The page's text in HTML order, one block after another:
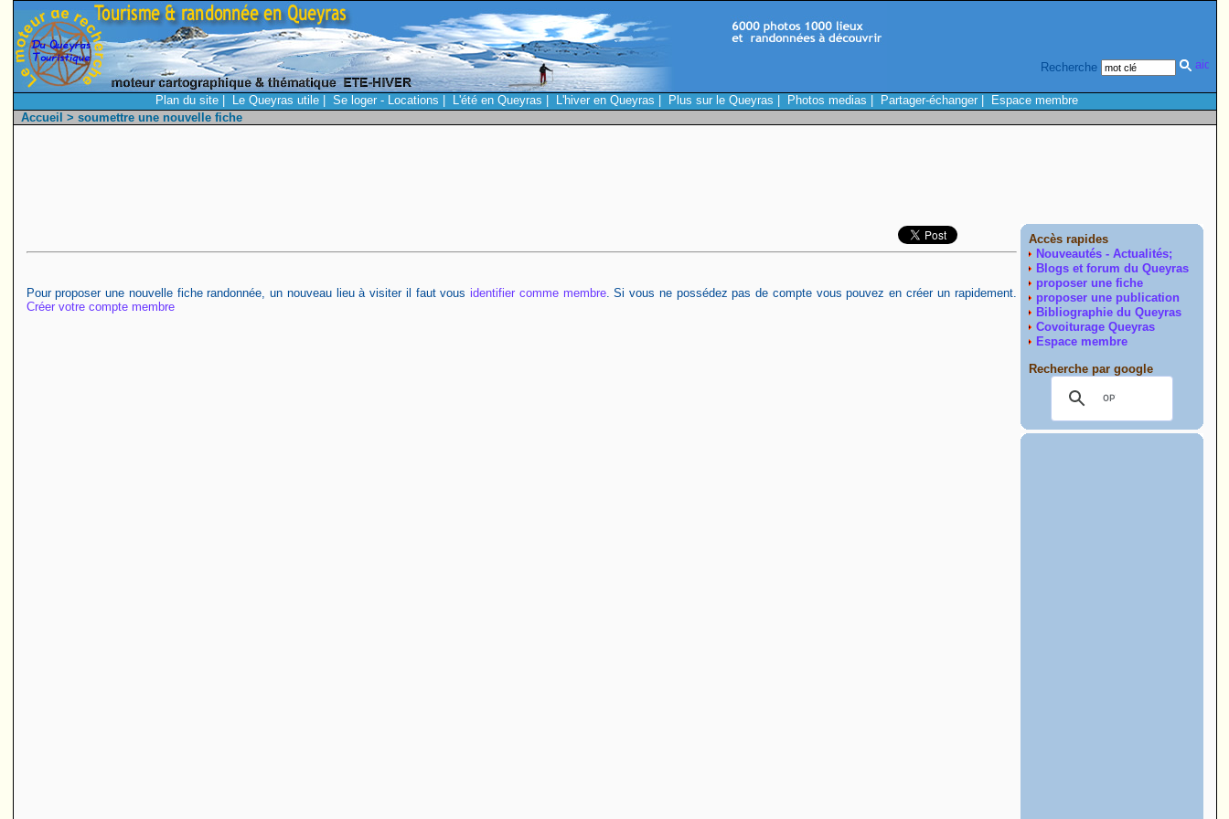
Recherche
Plan du site| Le Queyras utile| Se loger - Locations L'été en Queyras L'hiver en Queyras Plus sur le Queyras Photos medias Partager-échanger|
Espace membre
Accueil > soumettre une nouvelle fiche
Pour proposer une nouvelle fiche randonnée, un nouveau lieu à visiter il faut vousidentifier comme membre. Si vous ne possédez pas de compte vous pouvez en créer un rapidement.
Créer votre compte membre
Accès rapides
Nouveautés - Actualités;
Blogs et forum du Queyras
proposer une fiche
proposer une publication
Bibliographie du Queyras
Covoiturage Queyras
Espace membre
Recherche par google